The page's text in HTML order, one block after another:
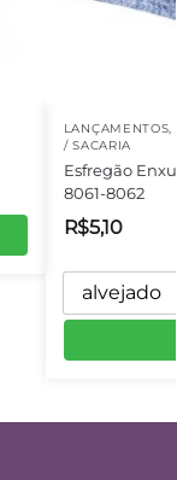
LANÇAMENTOS,
/ SACARIA
Esfregão
8061-8062
R$5,10
alvejado